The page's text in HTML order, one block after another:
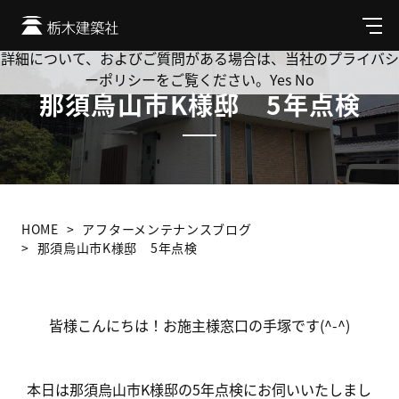
メ
ニ
ュ
那須烏山市K様邸 5年点検
HOME
アフターメンテナンスブログ
那須烏山市K様邸 5年点検
皆様こんにちは！お施主様窓口の手塚です(^-^)
本日は那須烏山市K様邸の5年点検にお伺いいたしまし
Cookie を使用して、お客様の活動を追跡してもよろしいです
か? 当社ではお客様のプライバシーを極めて重視しています。
詳細について、およびご質問がある場合は、当社のプライバシ
ーポリシーをご覧ください。 Yes No